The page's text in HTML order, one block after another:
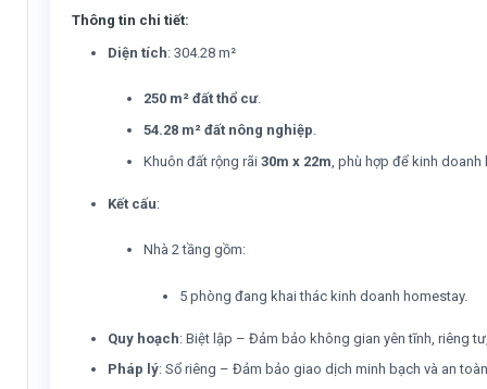
Thông tin chi tiết:
Diện tích: 304.28 m²
250 m² đất thổ cư.
54.28 m² đất nông nghiệp.
Khuôn đất rộng rãi30m x 22m , phù hợp để kinh
Kết cấu:
Nhà 2 tầng gồm:
5 phòng đang khai thác kinh doanh homestay.
Quy hoạch: Biệt lập – Đảm bảo không gian yên tĩnh, riêng
Pháp lý: Sổ riêng – Đảm bảo giao dịch minh bạch và an